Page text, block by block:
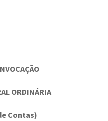
ORDINÁRIA
Contas)